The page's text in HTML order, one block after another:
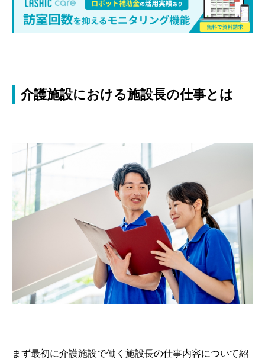
介護施設における施設長の仕事とは
まず最初に介護施設で働く施設長の仕事内容について紹